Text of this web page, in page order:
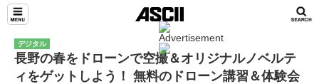
デジタル
長野の春をドローンで空撮＆オリジナルノベルテ
ィをゲットしよう！ 無料のドローン講習＆体験会